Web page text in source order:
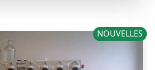
NOUVELLES